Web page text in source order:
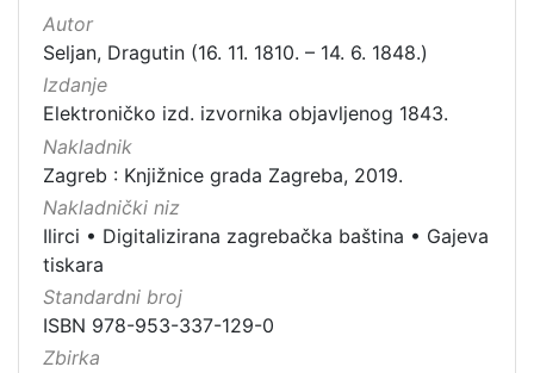
Autor
Seljan, Dragutin (16. 11. 1810. – 14. 6. 1848.)
Izdanje
Elektroničko izd. izvornika objavljenog 1843.
Nakladnik
Zagreb : Knjižnice grada Zagreba, 2019.
Nakladnički niz
Ilirci • Digitalizirana zagrebačka baština • Gajeva
tiskara
Standardni broj
ISBN 978-953-337-129-0
Zbirka